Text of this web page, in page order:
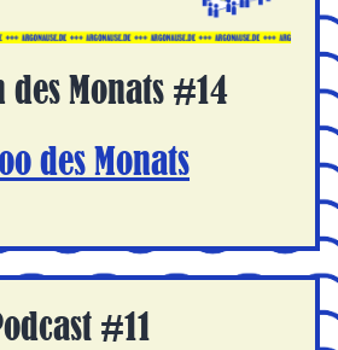
des Monats #14
des Monats
#11